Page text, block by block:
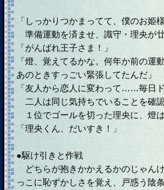
「しっかりつかまってて、僕のお姫
準備運動を済ませ、識守・理央が廿
「がんばれ王子さま！」
「燈、覚えてるかな。何年か前の運
あのときすっごい緊張してたんだ」
「友人から恋人に変わって……毎日
二人は同じ気持ちでいることを確認
１位でゴールを切った理央に、燈
「理央くん、だいすき！」
●駆け引きと作戦
どちらが抱きかかえるかのじゃん
っこに恥ずかしさを覚え、戸惑う陰